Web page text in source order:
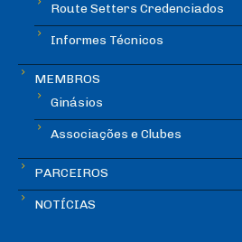
Route Setters Credenciados
Informes Técnicos
MEMBROS
Ginásios
Associações e Clubes
PARCEIROS
NOTÍCIAS